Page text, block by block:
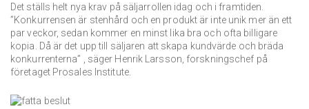
Det ställs helt nya krav på säljarrollen idag och i framtiden.
”Konkurrensen är stenhård och en produkt är inte unik mer än ett
par veckor, sedan kommer en minst lika bra och ofta billigare
kopia. Då är det upp till säljaren att skapa kundvärde och bräda
konkurrenterna” , säger Henrik Larsson, forskningschef på
företaget Prosales Institute.